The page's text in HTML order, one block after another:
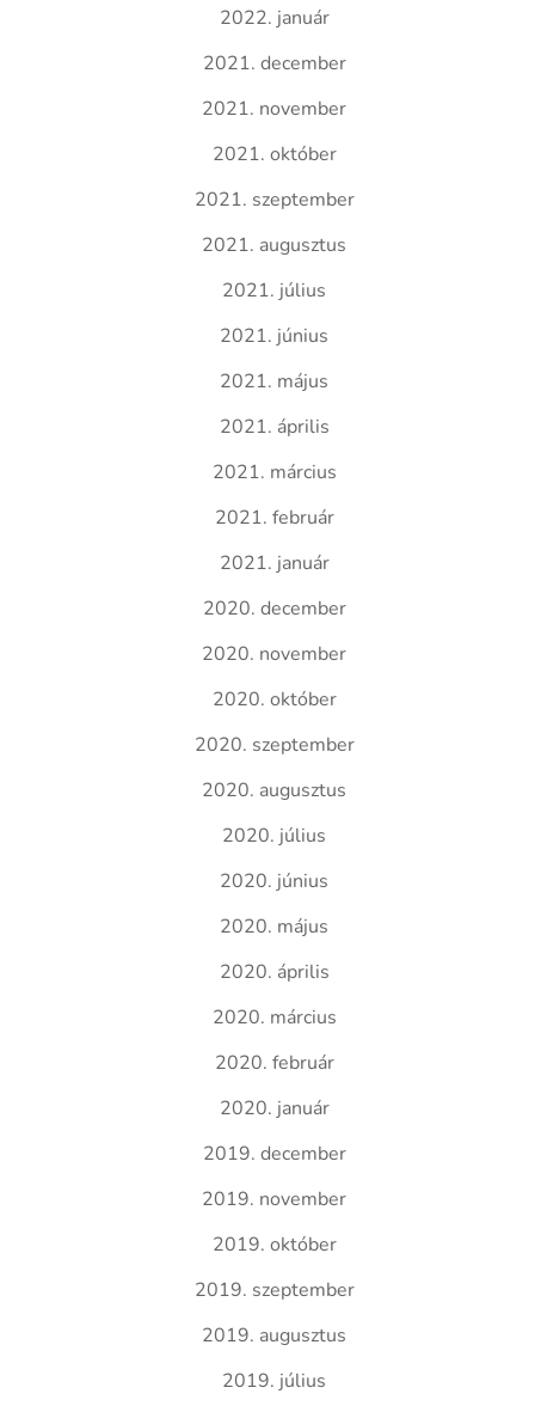
2022. január
2021. december
2021. november
2021. október
2021. szeptember
2021. augusztus
2021. július
2021. június
2021. május
2021. április
2021. március
2021. február
2021. január
2020. december
2020. november
2020. október
2020. szeptember
2020. augusztus
2020. július
2020. június
2020. május
2020. április
2020. március
2020. február
2020. január
2019. december
2019. november
2019. október
2019. szeptember
2019. augusztus
2019. július